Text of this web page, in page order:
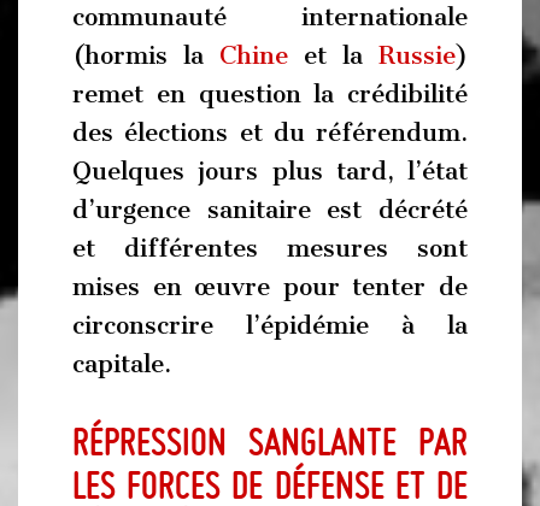
communauté internationale
(hormis la Chine et la Russie)
remet en question la crédibilité
des élections et du référendum.
Quelques jours plus tard, l’état
d’urgence sanitaire est décrété
et différentes mesures sont
mises en œuvre pour tenter de
circonscrire l’épidémie à la
capitale.
Répression sanglante par
les forces de défense et de